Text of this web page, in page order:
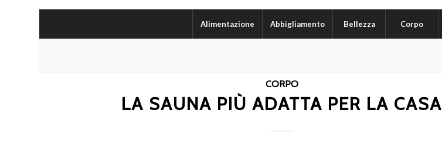
Alimentazione Abbigliamento Bellezza Corpo
CORPO
LA SAUNA PIÙ ADATTA PER LA CASA